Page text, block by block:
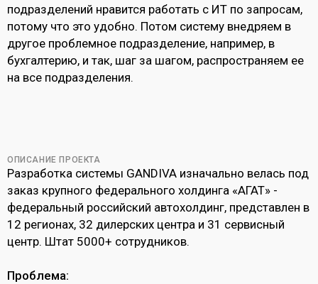
подразделений нравится работать с ИТ по запросам,
потому что это удобно. Потом систему внедряем в
другое проблемное подразделение, например, в
бухгалтерию, и так, шаг за шагом, распространяем ее
на все подразделения.
ОПИСАНИЕ ПРОЕКТА
Разработка системы GANDIVA изначально велась под
заказ крупного федерального холдинга «АГАТ» -
федеральный российский автохолдинг, представлен в
12 регионах, 32 дилерских центра и 31 сервисный
центр. Штат 5000+ сотрудников.
Проблема: